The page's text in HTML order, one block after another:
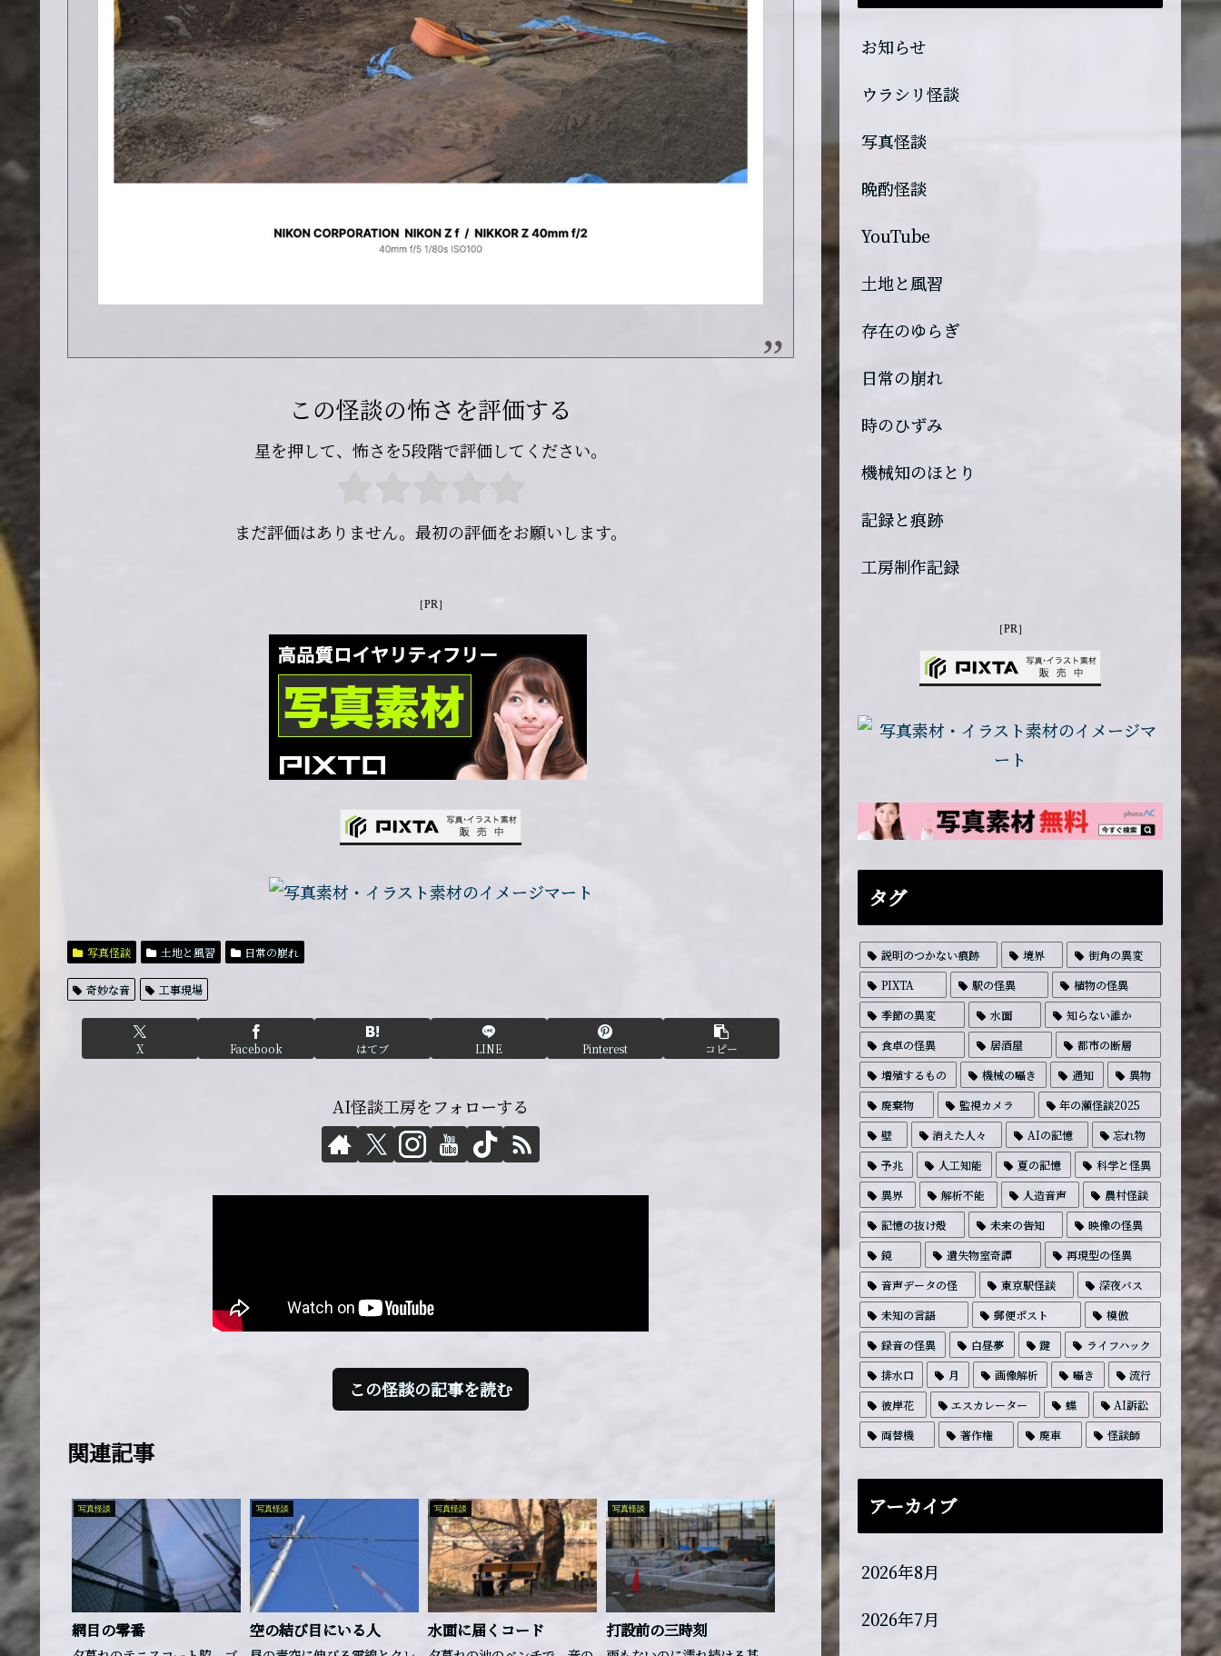
この怪談の怖さを評価する
星を押して、怖さを5段階で評価してください。
まだ評価はありません。最初の評価をお願いします。
［PR］
写真怪談 土地と風習 日常の崩れ
奇妙な音 工事現場
X Facebook はてブ LINE Pinterest コピー
AI怪談工房をフォローする
この怪談の記事を読む
関連記事
写真怪談
網目の零番
写真怪談
空の結び目にいる人
写真怪談
水面に届くコード
写真怪談
打設前の三時刻
お知らせ
ウラシリ怪談
写真怪談
晩酌怪談
YouTube
土地と風習
存在のゆらぎ
日常の崩れ
時のひずみ
機械知のほとり
記録と痕跡
工房制作記録
［PR］
タグ
説明のつかない痕跡 境界
街角の異変
PIXTA
駅の怪異
植物の怪異
季節の異変
水面
知らない誰か
食卓の怪異
居酒屋
都市の断層
増殖するもの
機械の囁き 通知
異物
廃棄物
監視カメラ
年の瀬怪談2025
壁
消えた人々 AIの記憶
忘れ物
予兆
人工知能 夏の記憶
科学と怪異
異界
解析不能 人造音声
農村怪談
記憶の抜け殻
未来の告知
映像の怪異
鏡
遺失物室奇譚
再現型の怪異
音声データの怪
東京駅怪談
深夜バス
未知の言語
郵便ポスト
模倣
録音の怪異
白昼夢 鍵
ライフハック
排水口
月 画像解析 囁き
流行
彼岸花
エスカレーター 蝶
AI訴訟
両替機
著作権 廃車 怪談師
アーカイブ
2026年8月
2026年7月